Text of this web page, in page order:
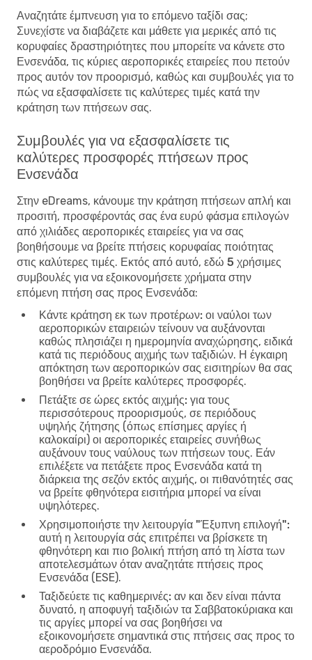
Αναζητάτε έμπνευση για το επόμενο ταξίδι σας;
Συνεχίστε να διαβάζετε και μάθετε για μερικές από τις
κορυφαίες δραστηριότητες που μπορείτε να κάνετε στο
Ενσενάδα, τις κύριες αεροπορικές εταιρείες που πετούν
προς αυτόν τον προορισμό, καθώς και συμβουλές για το
πώς να εξασφαλίσετε τις καλύτερες τιμές κατά την
κράτηση των πτήσεων σας.
Συμβουλές για να εξασφαλίσετε τις
καλύτερες προσφορές πτήσεων προς
Ενσενάδα
Στην eDreams, κάνουμε την κράτηση πτήσεων απλή και
προσιτή, προσφέροντάς σας ένα ευρύ φάσμα επιλογών
από χιλιάδες αεροπορικές εταιρείες για να σας
βοηθήσουμε να βρείτε πτήσεις κορυφαίας ποιότητας
στις καλύτερες τιμές. Εκτός από αυτό, εδώ 5 χρήσιμες
συμβουλές για να εξοικονομήσετε χρήματα στην
επόμενη πτήση σας προς Ενσενάδα:
Κάντε κράτηση εκ των προτέρων: οι ναύλοι των
αεροπορικών εταιρειών τείνουν να αυξάνονται
καθώς πλησιάζει η ημερομηνία αναχώρησης, ειδικά
κατά τις περιόδους αιχμής των ταξιδιών. Η έγκαιρη
απόκτηση των αεροπορικών σας εισιτηρίων θα σας
βοηθήσει να βρείτε καλύτερες προσφορές.
Πετάξτε σε ώρες εκτός αιχμής: για τους
περισσότερους προορισμούς, σε περιόδους
υψηλής ζήτησης (όπως επίσημες αργίες ή
καλοκαίρι) οι αεροπορικές εταιρείες συνήθως
αυξάνουν τους ναύλους των πτήσεων τους. Εάν
επιλέξετε να πετάξετε προς Ενσενάδα κατά τη
διάρκεια της σεζόν εκτός αιχμής, οι πιθανότητές σας
να βρείτε φθηνότερα εισιτήρια μπορεί να είναι
υψηλότερες.
Χρησιμοποιήστε την λειτουργία "Έξυπνη επιλογή":
αυτή η λειτουργία σάς επιτρέπει να βρίσκετε τη
φθηνότερη και πιο βολική πτήση από τη λίστα των
αποτελεσμάτων όταν αναζητάτε πτήσεις προς
Ενσενάδα (ESE).
Ταξιδεύετε τις καθημερινές: αν και δεν είναι πάντα
δυνατό, η αποφυγή ταξιδιών τα Σαββατοκύριακα και
τις αργίες μπορεί να σας βοηθήσει να
εξοικονομήσετε σημαντικά στις πτήσεις σας προς το
αεροδρόμιο Ενσενάδα.